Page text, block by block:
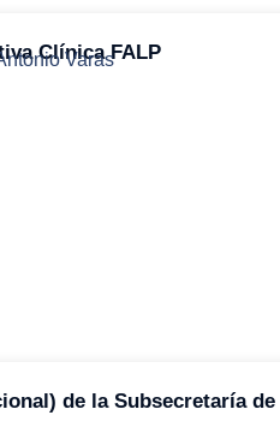
Clínica FALP
Varas
de la Subsecretaría de